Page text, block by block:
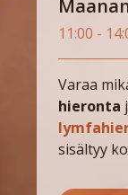
11:00 -
Varaa
hieronta
sisältyy